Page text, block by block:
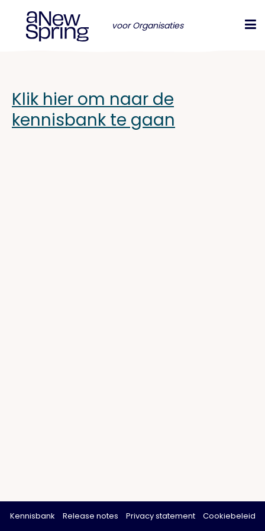
voor Organisaties
Klik hier om naar de
kennisbank te gaan
Kennisbank Release notes Privacy statement Cookiebeleid